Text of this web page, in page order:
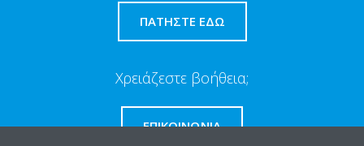
ΠΑΤΉΣΤΕ ΕΔΏ
Χρειάζεστε βοήθεια;
ΕΠΙΚΟΙΝΩΝΊΑ